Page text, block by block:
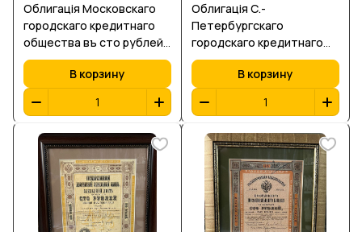
Облигацiя Московскаго
городскаго кредитнаго
общества въ сто рублей,
Второе десятилетие,
выпуск 6йВ корзину
Облигацiя С.-
Петербургскаго
городскаго кредитнаго
общества, въ сто рублей,
1 сентября 1908 г.
В корзину